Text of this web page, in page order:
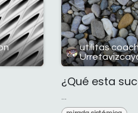
utilitas
¿Qué esta
...